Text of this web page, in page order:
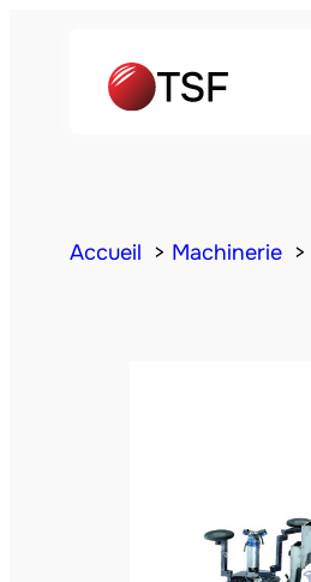
Accueil Machinerie